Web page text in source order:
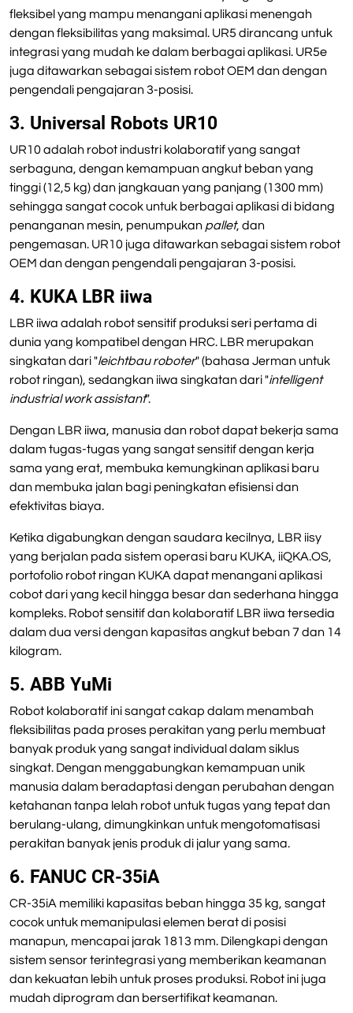
fleksibel yang mampu menangani aplikasi menengah
dengan fleksibilitas yang maksimal. UR5 dirancang untuk
integrasi yang mudah ke dalam berbagai aplikasi. UR5e
juga ditawarkan sebagai sistem robot OEM dan dengan
pengendali pengajaran 3-posisi.
3. Universal Robots UR10
UR10 adalah robot industri kolaboratif yang sangat
serbaguna, dengan kemampuan angkut beban yang
tinggi (12,5 kg) dan jangkauan yang panjang (1300 mm)
sehingga sangat cocok untuk berbagai aplikasi di bidang
penanganan mesin, penumpukan pallet, dan
pengemasan. UR10 juga ditawarkan sebagai sistem robot
OEM dan dengan pengendali pengajaran 3-posisi.
4. KUKA LBR iiwa
LBR iiwa adalah robot sensitif produksi seri pertama di
dunia yang kompatibel dengan HRC. LBR merupakan
singkatan dari "leichtbau roboter" (bahasa Jerman untuk
robot ringan), sedangkan iiwa singkatan dari "intelligent
industrial work assistant".
Dengan LBR iiwa, manusia dan robot dapat bekerja sama
dalam tugas-tugas yang sangat sensitif dengan kerja
sama yang erat, membuka kemungkinan aplikasi baru
dan membuka jalan bagi peningkatan efisiensi dan
efektivitas biaya.
Ketika digabungkan dengan saudara kecilnya, LBR iisy
yang berjalan pada sistem operasi baru KUKA, iiQKA.OS,
portofolio robot ringan KUKA dapat menangani aplikasi
cobot dari yang kecil hingga besar dan sederhana hingga
kompleks. Robot sensitif dan kolaboratif LBR iiwa tersedia
dalam dua versi dengan kapasitas angkut beban 7 dan 14
kilogram.
5. ABB YuMi
Robot kolaboratif ini sangat cakap dalam menambah
fleksibilitas pada proses perakitan yang perlu membuat
banyak produk yang sangat individual dalam siklus
singkat. Dengan menggabungkan kemampuan unik
manusia dalam beradaptasi dengan perubahan dengan
ketahanan tanpa lelah robot untuk tugas yang tepat dan
berulang-ulang, dimungkinkan untuk mengotomatisasi
perakitan banyak jenis produk di jalur yang sama.
6. FANUC CR-35iA
CR-35iA memiliki kapasitas beban hingga 35 kg, sangat
cocok untuk memanipulasi elemen berat di posisi
manapun, mencapai jarak 1813 mm. Dilengkapi dengan
sistem sensor terintegrasi yang memberikan keamanan
dan kekuatan lebih untuk proses produksi. Robot ini juga
mudah diprogram dan bersertifikat keamanan.